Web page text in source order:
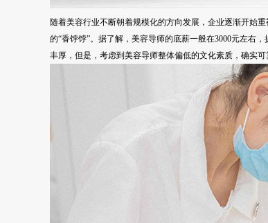
随着美容行业不断朝着规模化的方向发展，企业逐渐开始
的“香饽饽”。据了解，美容导师的底薪一般在3000元左右
丰厚，但是，考虑到美容导师整体偏低的文化素质，确实